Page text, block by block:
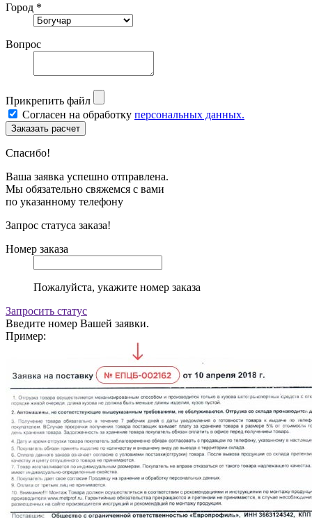
Город *
Вопрос
Прикрепить файл
Согласен на обработку персональных данных.
Спасибо!
Ваша заявка успешно отправлена.
Мы обязательно свяжемся с вами
по указанному телефону
Запрос статуса заказа!
Номер заказа
Пожалуйста, укажите номер заказа
Запросить статус
Введите номер Вашей заявки.
Пример: